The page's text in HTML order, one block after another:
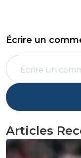
Écrire un
Articles